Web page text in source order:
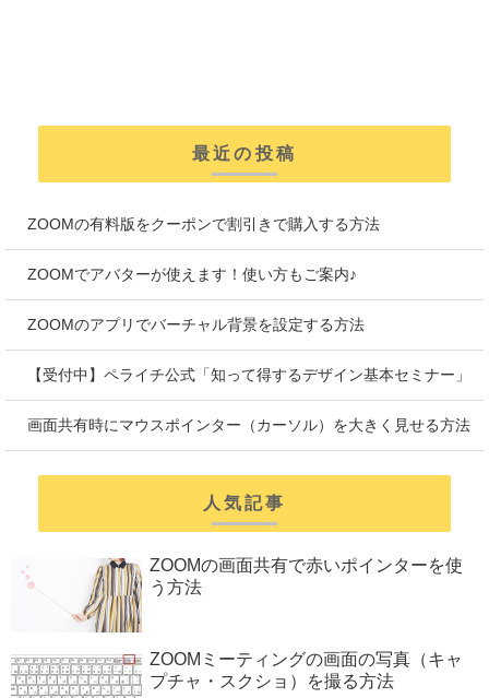
最近の投稿
ZOOMの有料版をクーポンで割引きで購入する方法
ZOOMでアバターが使えます！使い方もご案内♪
ZOOMのアプリでバーチャル背景を設定する方法
【受付中】ペライチ公式「知って得するデザイン基本セミナー」
画面共有時にマウスポインター（カーソル）を大きく見せる方法
人気記事
ZOOMの画面共有で赤いポインターを使
う方法
ZOOMミーティングの画面の写真（キャ
プチャ・スクショ）を撮る方法